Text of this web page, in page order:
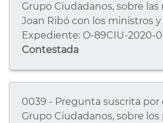
Grupo Ciudadanos, sobre las
Joan Ribó con los ministros
Expediente: O-89CIU-2020-
Contestada
0039 - Pregunta suscrita por
Grupo Ciudadanos, sobre los